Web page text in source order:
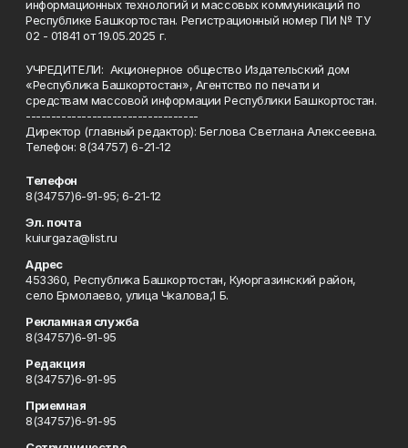
информационных технологий и массовых коммуникаций по
Республике Башкортостан. Регистрационный номер ПИ № ТУ
02 - 01841 от 19.05.2025 г.
УЧРЕДИТЕЛИ: Акционерное общество Издательский дом
«Республика Башкортостан», Агентство по печати и
средствам массовой информации Республики Башкортостан.
----------------------------------
Директор (главный редактор): Беглова Светлана Алексеевна.
Телефон: 8(34757) 6-21-12
Телефон
8(34757)6-91-95; 6-21-12
Эл. почта
kuiurgaza@list.ru
Адрес
453360, Республика Башкортостан, Куюргазинский район,
село Ермолаево, улица Чкалова,1 Б.
Рекламная служба
8(34757)6-91-95
Редакция
8(34757)6-91-95
Приемная
8(34757)6-91-95